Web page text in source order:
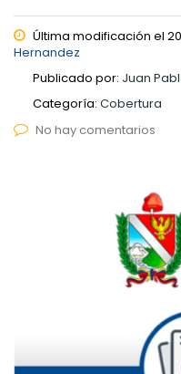
Última modificación el
Hernandez
Publicado por: Juan
Categoría: Cobertura
No hay comentarios